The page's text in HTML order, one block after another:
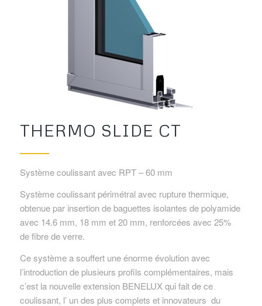
THERMO SLIDE CT
Système coulissant avec RPT – 60 mm
Système coulissant périmétral avec rupture thermique,
obtenue par insertion de baguettes isolantes de polyamide
avec 14.6 mm, 18 mm et 20 mm, renforcées avec 25%
de fibre de verre.
Ce système a souffert une énorme évolution avec
l’introduction de plusieurs profils complémentaires, mais
c’est la nouvelle extension BENELUX qui fait de ce
coulissant, l’ un des plus complets et innovateurs du